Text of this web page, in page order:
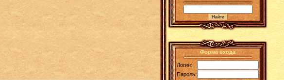
Форма входа
Логин:
Пароль: